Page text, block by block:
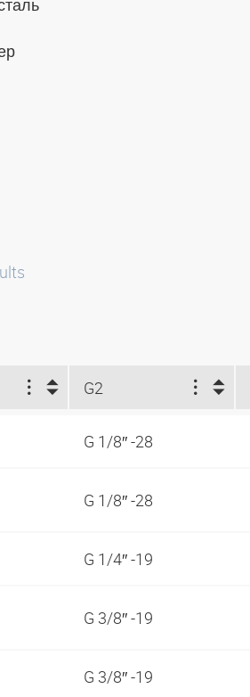
G2
G 1/8″ -28
G 1/8″ -28
G 1/4″ -19
G 3/8″ -19
G 3/8″ -19